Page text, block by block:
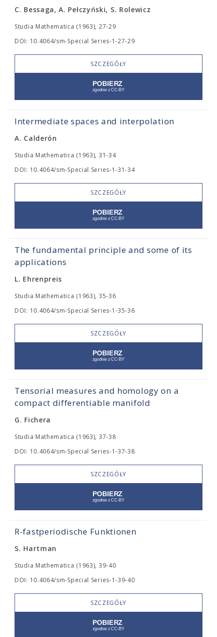
C. Bessaga, A. Pełczyński, S. Rolewicz
Studia Mathematica (1963), 27-29
DOI: 10.4064/sm-Special Series-1-27-29
SZCZEGÓŁY
Intermediate spaces and interpolation
A. Calderón
Studia Mathematica (1963), 31-34
DOI: 10.4064/sm-Special Series-1-31-34
SZCZEGÓŁY
The fundamental principle and some of its
applications
L. Ehrenpreis
Studia Mathematica (1963), 35-36
DOI: 10.4064/sm-Special Series-1-35-36
SZCZEGÓŁY
Tensorial measures and homology on a
compact differentiable manifold
G. Fichera
Studia Mathematica (1963), 37-38
DOI: 10.4064/sm-Special Series-1-37-38
SZCZEGÓŁY
R-fastperiodische Funktionen
S. Hartman
Studia Mathematica (1963), 39-40
DOI: 10.4064/sm-Special Series-1-39-40
SZCZEGÓŁY